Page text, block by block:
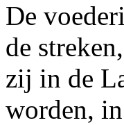
De
de
zij in de
worden,